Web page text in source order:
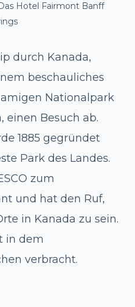
Hotel Fairmont Banff
durch Kanada,
beschauliches
Nationalpark
einen Besuch ab.
1885 gegründet
Park des Landes.
zum
und hat den Ruf,
in Kanada zu sein.
in dem
verbracht.